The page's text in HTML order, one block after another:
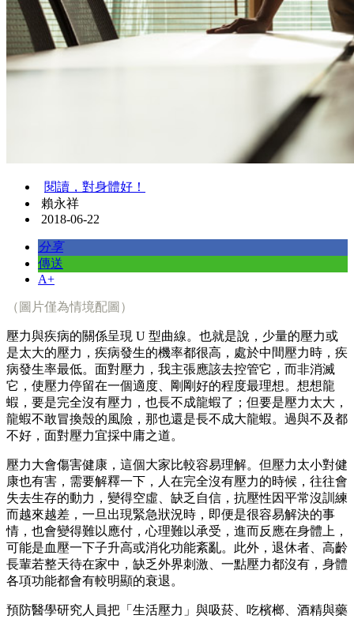
閱讀，對身體好！
賴永祥
2018-06-22
分享
傳送
A+
（圖片僅為情境配圖）
壓力與疾病的關係呈現 U 型曲線。也就是說，少量的壓力或
是太大的壓力，疾病發生的機率都很高，處於中間壓力時，疾
病發生率最低。面對壓力，我主張應該去控管它，而非消滅
它，使壓力停留在一個適度、剛剛好的程度最理想。想想龍
蝦，要是完全沒有壓力，也長不成龍蝦了；但要是壓力太大，
龍蝦不敢冒換殼的風險，那也還是長不成大龍蝦。過與不及都
不好，面對壓力宜採中庸之道。
壓力大會傷害健康，這個大家比較容易理解。但壓力太小對健
康也有害，需要解釋一下，人在完全沒有壓力的時候，往往會
失去生存的動力，變得空虛、缺乏自信，抗壓性因平常沒訓練
而越來越差，一旦出現緊急狀況時，即便是很容易解決的事
情，也會變得難以應付，心理難以承受，進而反應在身體上，
可能是血壓一下子升高或消化功能紊亂。此外，退休者、高齡
長輩若整天待在家中，缺乏外界刺激、一點壓力都沒有，身體
各項功能都會有較明顯的衰退。
預防醫學研究人員把「生活壓力」與吸菸、吃檳榔、酒精與藥